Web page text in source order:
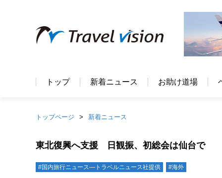
トップ 新着ニュース お助け道場
トップページ 新着ニュース
東北復興へ支援 日観振、初総会は仙台で
#国内旅行ニュース―トラベルニュース社提供 #海外